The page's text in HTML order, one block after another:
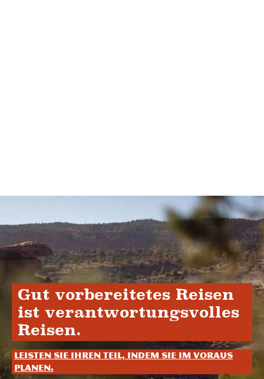
Gut vorbereitetes Reisen
ist verantwortungsvolles
Reisen.
Leisten Sie Ihren Teil, indem Sie im Voraus
planen.